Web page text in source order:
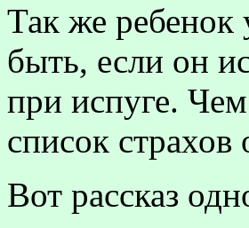
Так же ребенок
быть, если он
при испуге.
список
Вот рассказ